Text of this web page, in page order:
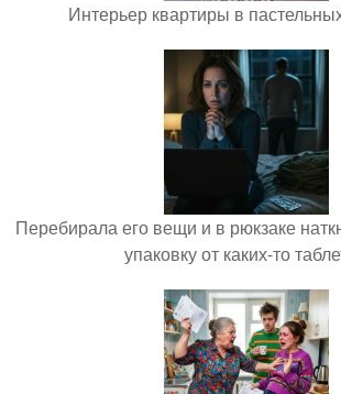
Интерьер квартиры в
Перебирала его вещи и в рюкзаке
упаковку от каких-то